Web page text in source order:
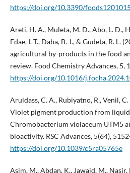
https://doi.org/10.3390/
Areti, H. A., Muleta, M. D., Abo, L. D.,
Edae, I. T., Daba, B. J., & Gudeta, R. L.
agricultural by-products in the food
review. Food Chemistry Advances, 5,
https://doi.org/10.1016/
Aruldass, C. A., Rubiyatno, R., Venil,
Violet pigment production from liquid
Chromobacterium violaceum UTM5
bioactivity. RSC Advances, 5(64),
https://doi.org/10.1039/c5ra05765e
Asim, M., Abdan, K., Jawaid, M., Nasir,